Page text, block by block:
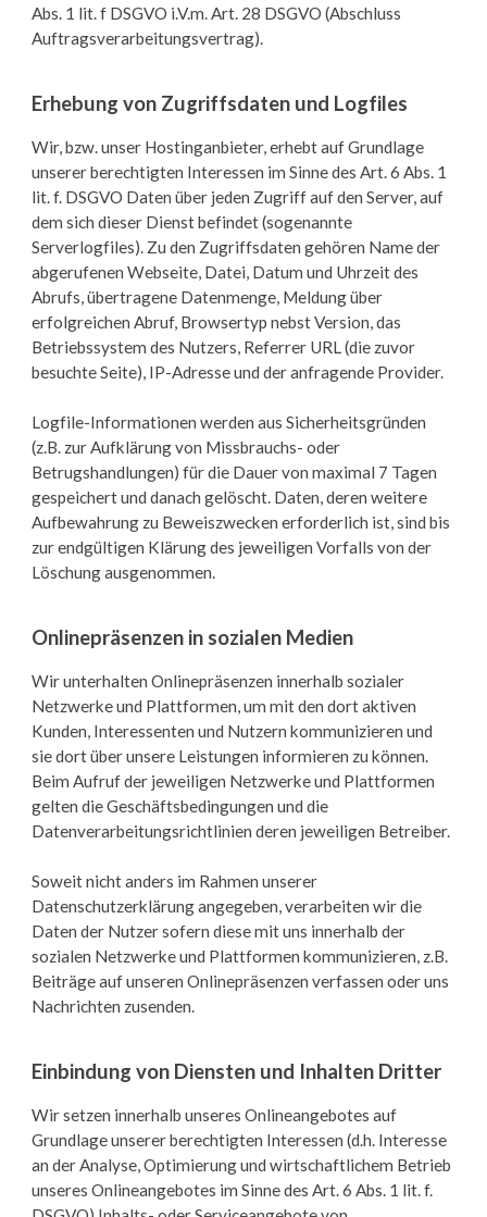
Abs. 1 lit. f DSGVO i.V.m. Art. 28 DSGVO (Abschluss
Auftragsverarbeitungsvertrag).
Erhebung von Zugriffsdaten und Logfiles
Wir, bzw. unser Hostinganbieter, erhebt auf Grundlage
unserer berechtigten Interessen im Sinne des Art. 6 Abs. 1
lit. f. DSGVO Daten über jeden Zugriff auf den Server, auf
dem sich dieser Dienst befindet (sogenannte
Serverlogfiles). Zu den Zugriffsdaten gehören Name der
abgerufenen Webseite, Datei, Datum und Uhrzeit des
Abrufs, übertragene Datenmenge, Meldung über
erfolgreichen Abruf, Browsertyp nebst Version, das
Betriebssystem des Nutzers, Referrer URL (die zuvor
besuchte Seite), IP-Adresse und der anfragende Provider.
Logfile-Informationen werden aus Sicherheitsgründen
(z.B. zur Aufklärung von Missbrauchs- oder
Betrugshandlungen) für die Dauer von maximal 7 Tagen
gespeichert und danach gelöscht. Daten, deren weitere
Aufbewahrung zu Beweiszwecken erforderlich ist, sind bis
zur endgültigen Klärung des jeweiligen Vorfalls von der
Löschung ausgenommen.
Onlinepräsenzen in sozialen Medien
Wir unterhalten Onlinepräsenzen innerhalb sozialer
Netzwerke und Plattformen, um mit den dort aktiven
Kunden, Interessenten und Nutzern kommunizieren und
sie dort über unsere Leistungen informieren zu können.
Beim Aufruf der jeweiligen Netzwerke und Plattformen
gelten die Geschäftsbedingungen und die
Datenverarbeitungsrichtlinien deren jeweiligen Betreiber.
Soweit nicht anders im Rahmen unserer
Datenschutzerklärung angegeben, verarbeiten wir die
Daten der Nutzer sofern diese mit uns innerhalb der
sozialen Netzwerke und Plattformen kommunizieren, z.B.
Beiträge auf unseren Onlinepräsenzen verfassen oder uns
Nachrichten zusenden.
Einbindung von Diensten und Inhalten Dritter
Wir setzen innerhalb unseres Onlineangebotes auf
Grundlage unserer berechtigten Interessen (d.h. Interesse
an der Analyse, Optimierung und wirtschaftlichem Betrieb
unseres Onlineangebotes im Sinne des Art. 6 Abs. 1 lit. f.